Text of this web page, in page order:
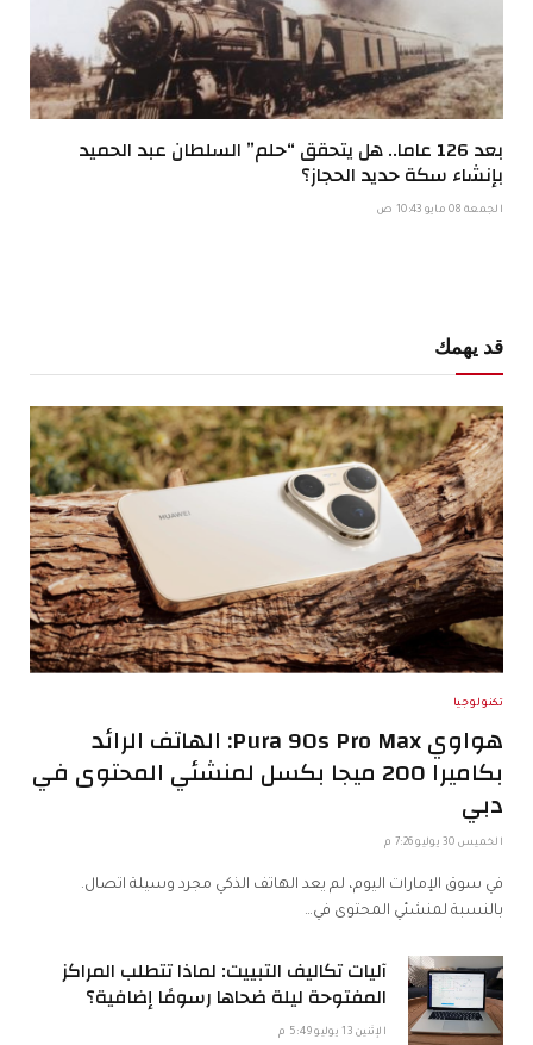
بعد 126 عاما.. هل يتحقق “حلم” السلطان عبد الحميد
بإنشاء سكة حديد الحجاز؟
الجمعة 08 مايو 10:43 ص
قد يهمك
تكنولوجيا
هواوي Pura 90s Pro Max: الهاتف الرائد
بكاميرا 200 ميجا بكسل لمنشئي المحتوى في
دبي
الخميس 30 يوليو 7:26 م
في سوق الإمارات اليوم، لم يعد الهاتف الذكي مجرد وسيلة اتصال.
بالنسبة لمنشئي المحتوى في…
آليات تكاليف التبييت: لماذا تتطلب المراكز
المفتوحة ليلة ضحاها رسومًا إضافية؟
الإثنين 13 يوليو 5:49 م